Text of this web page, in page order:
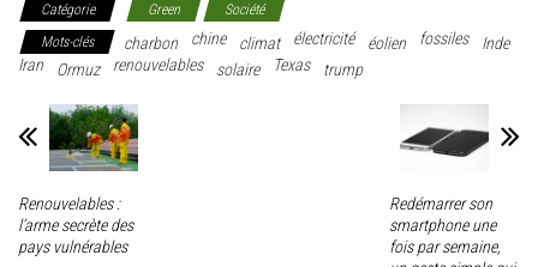
Catégorie Green
Société
Mots-clés
charbon chine climat électricité éolien fossiles
Inde
Iran
Ormuz renouvelables solaire Texas trump
Renouvelables :
l’arme secrète des
pays vulnérables
Redémarrer son
smartphone une
fois par semaine,